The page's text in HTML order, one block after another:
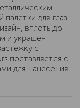
для глаз
вплоть до
и украшен
с
поставляется с
для нанесения